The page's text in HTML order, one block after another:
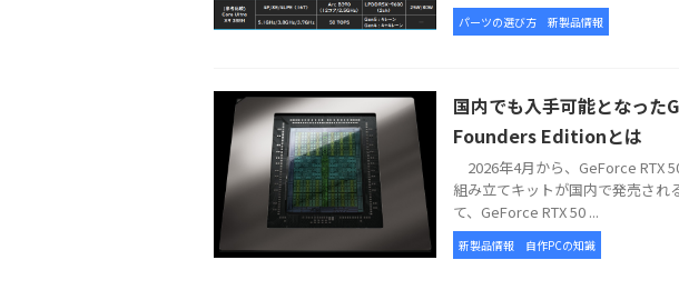
パーツの選び方 新製品情報
国内でも入手可能となった
Founders Editionとは
2026年4月から、GeForce RTX
組み立てキットが国内で発売され
て、GeForce RTX 50 ...
新製品情報 自作PCの知識